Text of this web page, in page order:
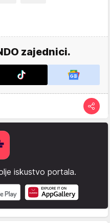
zajednici.
iskustvo portala.